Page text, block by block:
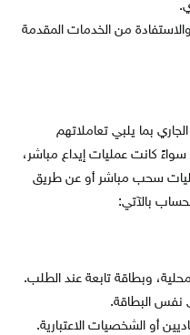
من الخدمات المقدمة
بما يلبي تعاملاتهم
سواءً كانت عمليات إيداع مباشر،
سحب مباشر أو عن طريق
بالآتي:
وبطاقة تابعة عند الطلب.
نفس البطاقة.
أو الشخصيات الاعتبارية.